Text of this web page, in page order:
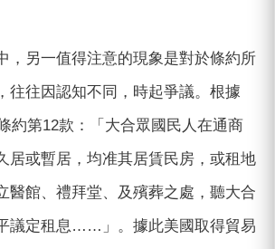
，另一值得注意的現象是對於條約所
往往因認知不同，時起爭議。根據
約第12款：「大合眾國民人在通商
居或暫居，均准其居賃民房，或租地
醫館、禮拜堂、及殯葬之處，聽大合
議定租息……」。據此美國取得貿易